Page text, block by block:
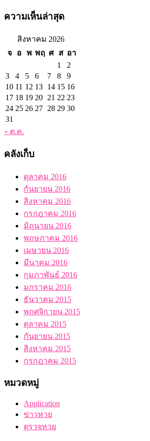
ความเห็นล่าสุด
สิงหาคม 2026
จ
อ พ พฤ ศ ส อา
1
2
3
4 5 6 7 8
9
10 11 12 13 14 15 16
17 18 19 20 21 22 23
24 25 26 27 28 29 30
31
« ต.ค.
คลังเก็บ
ตุลาคม 2016
กันยายน 2016
สิงหาคม 2016
กรกฎาคม 2016
มิถุนายน 2016
พฤษภาคม 2016
เมษายน 2016
มีนาคม 2016
กุมภาพันธ์ 2016
มกราคม 2016
ธันวาคม 2015
พฤศจิกายน 2015
ตุลาคม 2015
กันยายน 2015
สิงหาคม 2015
กรกฎาคม 2015
หมวดหมู่
Application
ข่าวหวย
ตรวจหวย